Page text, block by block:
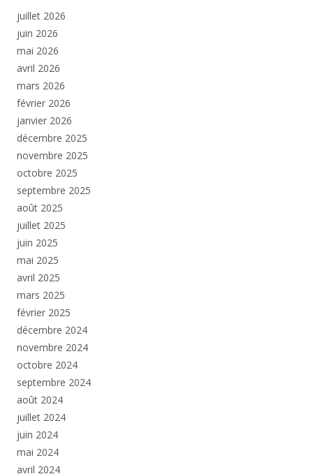
juillet 2026
juin 2026
mai 2026
avril 2026
mars 2026
février 2026
janvier 2026
décembre 2025
novembre 2025
octobre 2025
septembre 2025
août 2025
juillet 2025
juin 2025
mai 2025
avril 2025
mars 2025
février 2025
décembre 2024
novembre 2024
octobre 2024
septembre 2024
août 2024
juillet 2024
juin 2024
mai 2024
avril 2024